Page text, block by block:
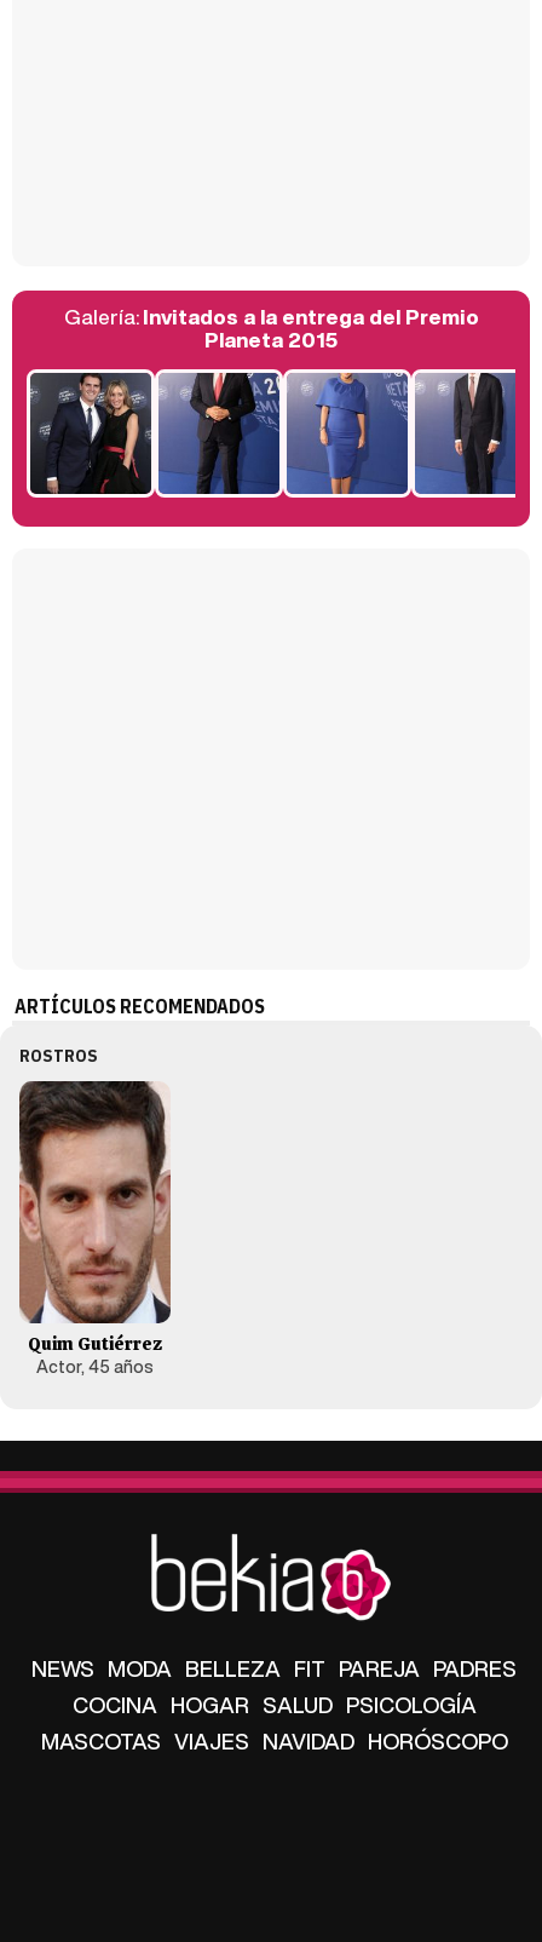
Manu Baqueiro: "Tuve como referente a Bruce Willis en 'Luz de Luna' para mi trabajo en la serie 'Perdiendo el juicio'"
Galería:Invitados a la entrega del Premio
Planeta 2015
ARTÍCULOS RECOMENDADOS
ROSTROS
Quim Gutiérrez
Actor, 45 años
NEWS MODA BELLEZA FIT PAREJA PADRES
COCINA HOGAR SALUD PSICOLOGÍA
MASCOTAS VIAJES NAVIDAD HORÓSCOPO